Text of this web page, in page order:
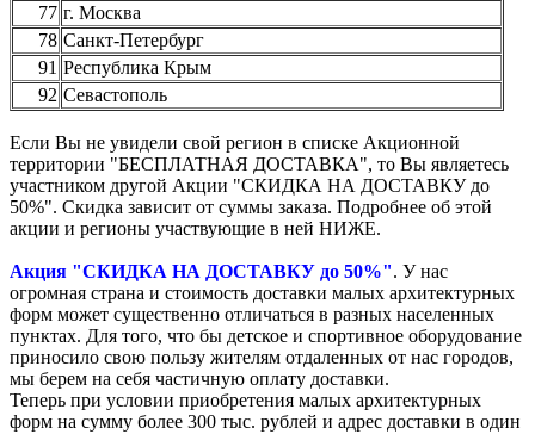
77 г. Москва
78 Санкт-Петербург
91 Республика Крым
92 Севастополь
Если Вы не увидели свой регион в списке Акционной
территории "БЕСПЛАТНАЯ ДОСТАВКА", то Вы являетесь
участником другой Акции "СКИДКА НА ДОСТАВКУ до
50%". Скидка зависит от суммы заказа. Подробнее об этой
акции и регионы участвующие в ней НИЖЕ.
Акция "СКИДКА НА ДОСТАВКУ до 50%". У нас
огромная страна и стоимость доставки малых архитектурных
форм может существенно отличаться в разных населенных
пунктах. Для того, что бы детское и спортивное оборудование
приносило свою пользу жителям отдаленных от нас городов,
мы берем на себя частичную оплату доставки.
Теперь при условии приобретения малых архитектурных
форм на сумму более 300 тыс. рублей и адрес доставки в один